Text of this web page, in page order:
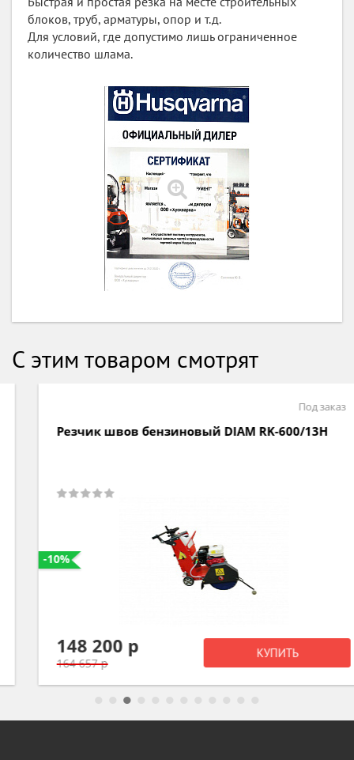
блоков, труб, арматуры, опор и т.д.
Для условий, где допустимо лишь ограниченное
количество шлама.
С этим товаром смотрят
Под заказ
Резчик швов бензиновый DIAM RK-600/13H
-10%
148 200 р
164 657 р
КУПИТЬ